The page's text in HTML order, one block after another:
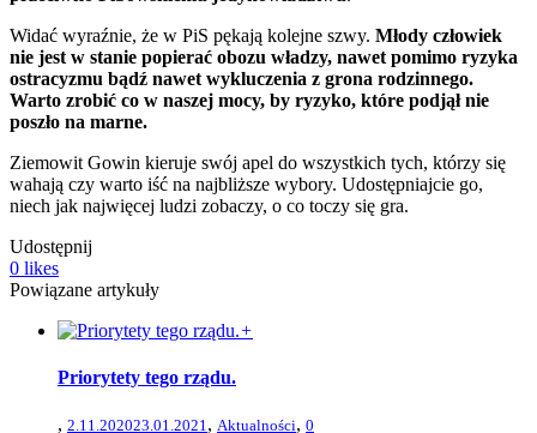
Widać wyraźnie, że w PiS pękają kolejne szwy. Młody człowiek
nie jest w stanie popierać obozu władzy, nawet pomimo ryzyka
ostracyzmu bądź nawet wykluczenia z grona rodzinnego.
Warto zrobić co w naszej mocy, by ryzyko, które podjął nie
poszło na marne.
Ziemowit Gowin kieruje swój apel do wszystkich tych, którzy się
wahają czy warto iść na najbliższe wybory. Udostępniajcie go,
niech jak najwięcej ludzi zobaczy, o co toczy się gra.
Udostępnij
0 likes
Powiązane artykuły
+
Priorytety tego rządu.
, 2.11.202023.01.2021, Aktualności, 0